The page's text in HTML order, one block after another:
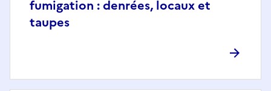
fumigation : denrées, locaux et
taupes